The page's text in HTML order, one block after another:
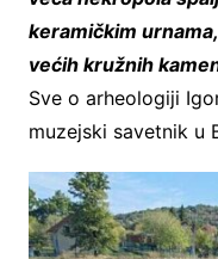
keramičkim
većih kružnih
Sve o arheologiji
muzejski savetnik u